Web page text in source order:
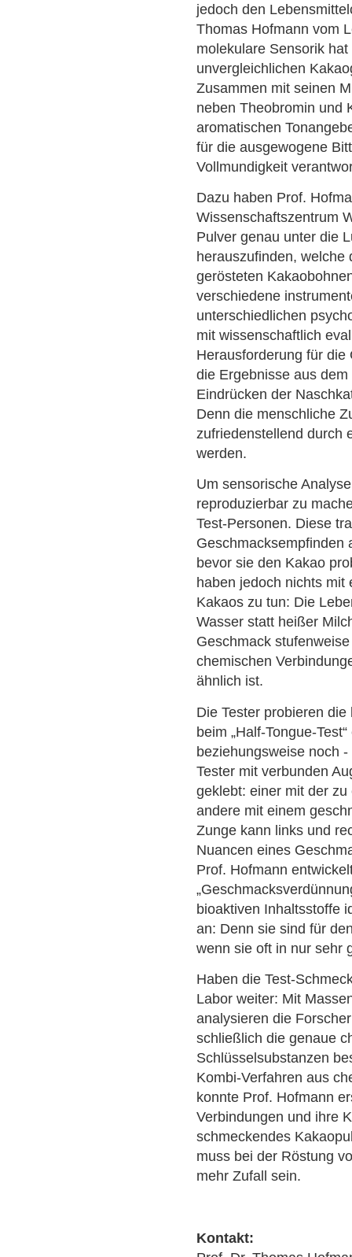
jedoch den
Thomas Hofmann vom
molekulare Sensorik
unvergleichlichen
Zusammen mit seinen
neben Theobromin und
aromatischen
für die ausgewogene
Vollmundigkeit
Dazu haben Prof.
Wissenschaftszentrum
Pulver genau unter die
herauszufinden, welche
gerösteten
verschiedene
unterschiedlichen
mit wissenschaftlich
Herausforderung für
die Ergebnisse aus
Eindrücken der
Denn die menschliche
zufriedenstellend durch
werden.
Um sensorische
reproduzierbar zu
Test-Personen. Diese
Geschmacksempfinden
bevor sie den Kakao
haben jedoch nichts mit
Kakaos zu tun: Die
Wasser statt heißer
Geschmack
chemischen
ähnlich ist.
Die Tester probieren
beim „Half-Tongue-
beziehungsweise noch
Tester mit verbunden
geklebt: einer mit der
andere mit einem
Zunge kann links und
Nuancen eines
Prof. Hofmann
bioaktiven Inhaltsstoffe
an: Denn sie sind für
wenn sie oft in nur sehr
Haben die Test-
Labor weiter: Mit
analysieren die
schließlich die genaue
Schlüsselsubstanzen
Kombi-Verfahren aus
konnte Prof. Hofmann
Verbindungen und ihre
schmeckendes
muss bei der Röstung
mehr Zufall sein.
Kontakt: